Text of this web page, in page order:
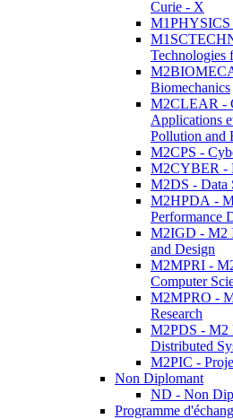
Curie - X
M1PHYSICS
Technologies
Biomechanics
M2CLEAR -
Applications
Pollution and
M2CPS -
M2CYBER -
M2DS - Data
M2HPDA -
Performance
M2IGD - M2
and Design
M2MPRI -
Computer
M2MPRO -
Research
M2PDS - M2
Distributed
M2PIC -
Non Diplomant
ND - Non
Programme